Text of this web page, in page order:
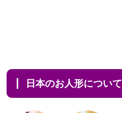
日本のお人形について